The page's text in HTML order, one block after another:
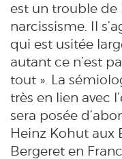
est un trouble de
narcissisme. Il
qui est usitée
autant ce n’est
tout ». La
très en lien avec
sera posée
Heinz Kohut aux
Bergeret en